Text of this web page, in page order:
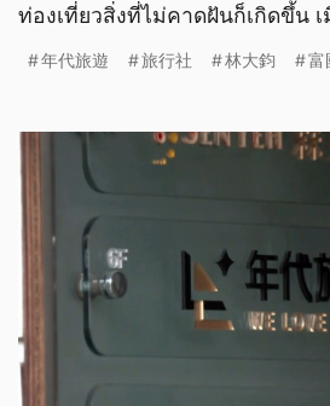
ท่องเที่ยวสิ่งที่ไม่คาดฝันก็เกิดขึ้น
年代旅遊 旅行社 林大鈞 富